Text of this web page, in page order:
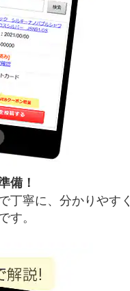
備！
丁寧に、分かりやすく
。